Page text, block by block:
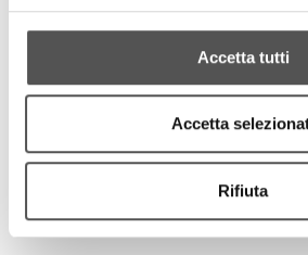
Accetta tutti
Accetta
Rifiuta
TUTTI GLI